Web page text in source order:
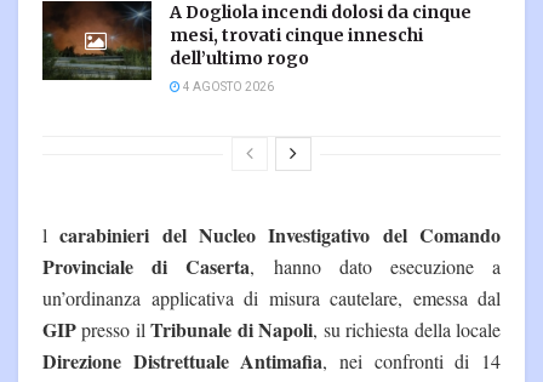
A Dogliola incendi dolosi da cinque
mesi, trovati cinque inneschi
dell’ultimo rogo
4 AGOSTO 2026
lcarabinieri del Nucleo Investigativo del Comando
Provinciale di Caserta, hanno dato esecuzione a
un’ordinanza applicativa di misura cautelare, emessa dal
GIPpresso ilTribunale di Napoli, su richiesta della locale
Direzione Distrettuale Antimafia, nei confronti di 14